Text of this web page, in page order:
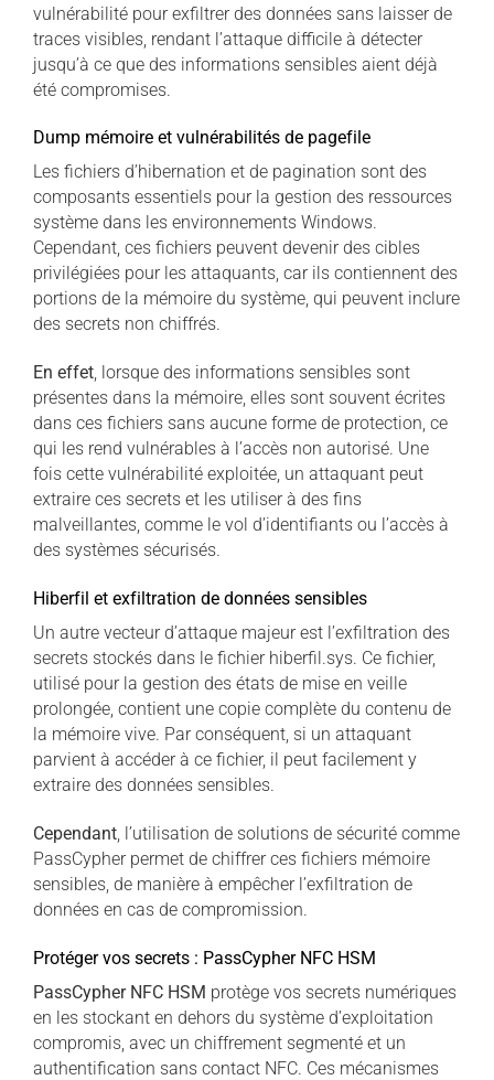
vulnérabilité pour exfiltrer des données sans laisser de
traces visibles, rendant l’attaque difficile à détecter
jusqu’à ce que des informations sensibles aient déjà
été compromises.
Dump mémoire et vulnérabilités de pagefile
Les fichiers d’hibernation et de pagination sont des
composants essentiels pour la gestion des ressources
système dans les environnements Windows.
Cependant, ces fichiers peuvent devenir des cibles
privilégiées pour les attaquants, car ils contiennent des
portions de la mémoire du système, qui peuvent inclure
des secrets non chiffrés.
En effet, lorsque des informations sensibles sont
présentes dans la mémoire, elles sont souvent écrites
dans ces fichiers sans aucune forme de protection, ce
qui les rend vulnérables à l’accès non autorisé. Une
fois cette vulnérabilité exploitée, un attaquant peut
extraire ces secrets et les utiliser à des fins
malveillantes, comme le vol d’identifiants ou l’accès à
des systèmes sécurisés.
Hiberfil et exfiltration de données sensibles
Un autre vecteur d’attaque majeur est l’exfiltration des
secrets stockés dans le fichier hiberfil.sys. Ce fichier,
utilisé pour la gestion des états de mise en veille
prolongée, contient une copie complète du contenu de
la mémoire vive. Par conséquent, si un attaquant
parvient à accéder à ce fichier, il peut facilement y
extraire des données sensibles.
Cependant, l’utilisation de solutions de sécurité comme
PassCypher permet de chiffrer ces fichiers mémoire
sensibles, de manière à empêcher l’exfiltration de
données en cas de compromission.
Protéger vos secrets : PassCypher NFC HSM
PassCypher NFC HSM protège vos secrets numériques
en les stockant en dehors du système d’exploitation
compromis, avec un chiffrement segmenté et un
authentification sans contact NFC. Ces mécanismes